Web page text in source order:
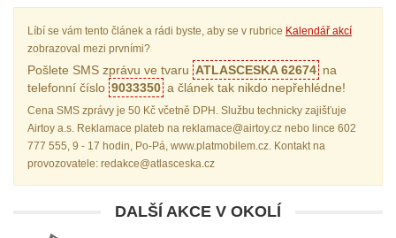
Líbí se vám tento článek a rádi byste, aby se v rubrice Kalendář akcí
zobrazoval mezi prvními?
Pošlete SMS zprávu ve tvaru ATLASCESKA 62674 na
telefonní číslo 9033350 a článek tak nikdo nepřehlédne!
Cena SMS zprávy je 50 Kč včetně DPH. Službu technicky zajišťuje
Airtoy a.s. Reklamace plateb na reklamace@airtoy.cz nebo lince 602
777 555, 9 - 17 hodin, Po-Pá, www.platmobilem.cz. Kontakt na
provozovatele: redakce@atlasceska.cz
DALŠÍ AKCE V OKOLÍ